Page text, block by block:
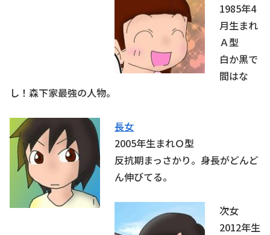
1985年4
月生まれ
Ａ型
白か黒で
間はな
し！森下家最強の人物。
長女
2005年生まれＯ型
反抗期まっさかり。身長がどんど
ん伸びてる。
次女
2012年生